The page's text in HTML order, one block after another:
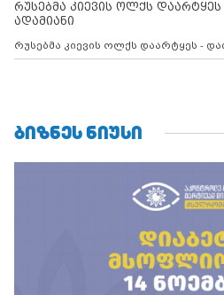
რუსებმა კიევის ოლქს დაარტყეს
ადამიანი
რუსებმა კიევის ოლქს დაარტყეს -
ᲑᲘᲖᲜᲔᲡ ᲜᲘᲣᲡᲘ